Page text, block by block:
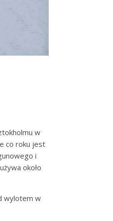
w
co roku jest
i
około
wylotem w